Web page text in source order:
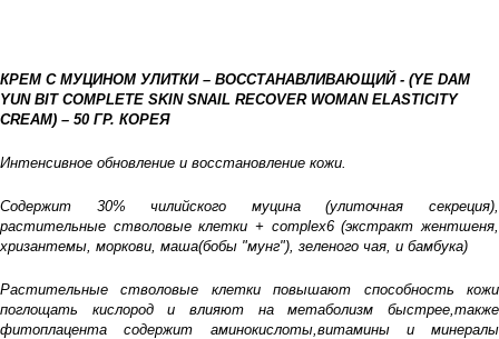
КРЕМ С МУЦИНОМ УЛИТКИ– ВОССТАНАВЛИВАЮЩИЙ- (YE DAM
YUN BIT COMPLETE SKIN SNAIL RECOVER WOMAN ELASTICITY
CREAM) – 50 ГР. КОРЕЯ
Интенсивное обновление и восстановление кожи.
Содержит 30% чилийского муцина (улиточная секреция),
растительные стволовые клетки + complex6 (экстракт женmшеня,
хризантемы, моркови, маша(бобы "мунг"), зеленого чая, и бамбука)
Растительные стволовые клетки повышают способность кожи
поглощать кислород и влияют на метаболизм быстрее,также
фитоплацента содержит аминокислоты,витамины и минералы